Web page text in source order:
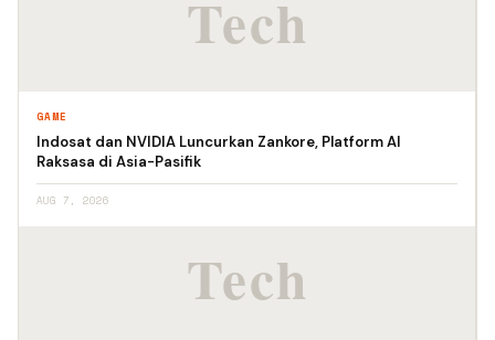
GAME
Indosat dan NVIDIA Luncurkan Zankore, Platform AI
Raksasa di Asia-Pasifik
AUG 7, 2026